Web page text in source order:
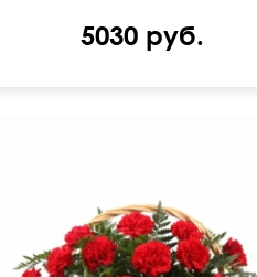
5030 руб.